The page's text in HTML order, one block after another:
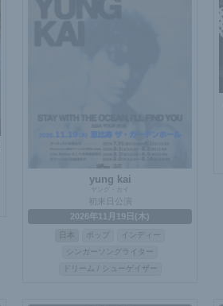
yung kai
初来日公演
2026年11月19日(木)
ポップ
インディー
シンガーソングライター
ドリーム / シューゲイザー